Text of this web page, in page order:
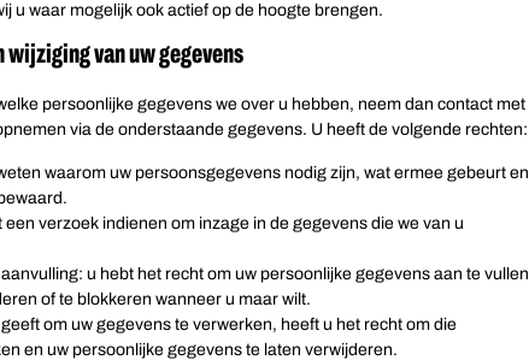
u waar mogelijk ook actief op de hoogte brengen.
wijziging van uw gegevens
persoonlijke gegevens we over u hebben, neem dan contact met
via de onderstaande gegevens. U heeft de volgende rechten:
waarom uw persoonsgegevens nodig zijn, wat ermee gebeurt en
een verzoek indienen om inzage in de gegevens die we van u
u hebt het recht om uw persoonlijke gegevens aan te
of te blokkeren wanneer u maar wilt.
om uw gegevens te verwerken, heeft u het recht om die
en uw persoonlijke gegevens te laten verwijderen.